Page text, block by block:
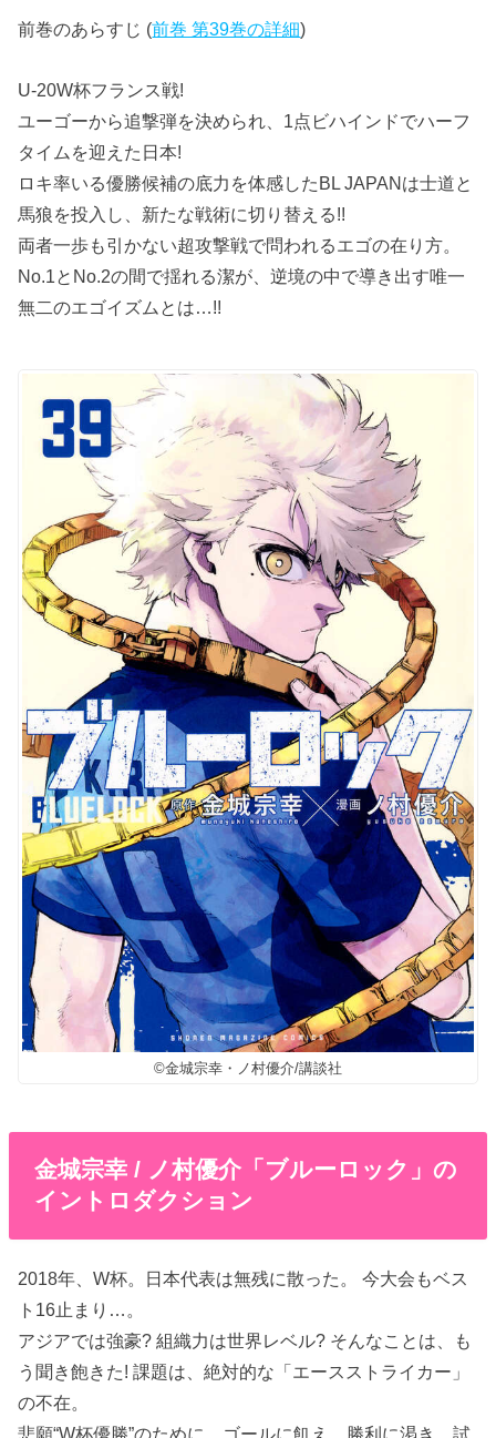
前巻のあらすじ (前巻 第39巻の詳細)
U-20W杯フランス戦!
ユーゴーから追撃弾を決められ、1点ビハインドでハーフ
タイムを迎えた日本!
ロキ率いる優勝候補の底力を体感したBL JAPANは士道と
馬狼を投入し、新たな戦術に切り替える!!
両者一歩も引かない超攻撃戦で問われるエゴの在り方。
No.1とNo.2の間で揺れる潔が、逆境の中で導き出す唯一
無二のエゴイズムとは…!!
©︎金城宗幸・ノ村優介/講談社
金城宗幸 / ノ村優介「ブルーロック」の
イントロダクション
2018年、W杯。日本代表は無残に散った。 今大会もベス
ト16止まり…。
アジアでは強豪? 組織力は世界レベル? そんなことは、も
う聞き飽きた! 課題は、絶対的な「エースストライカー」
の不在。
悲願“W杯優勝”のために、ゴールに飢え、勝利に渇き、試